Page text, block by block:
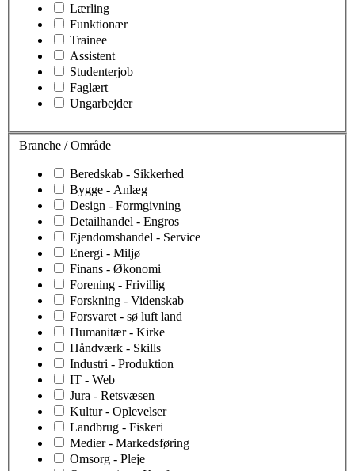
Lærling
Funktionær
Trainee
Assistent
Studenterjob
Faglært
Ungarbejder
Branche / Område
Beredskab - Sikkerhed
Bygge - Anlæg
Design - Formgivning
Detailhandel - Engros
Ejendomshandel - Service
Energi - Miljø
Finans - Økonomi
Forening - Frivillig
Forskning - Videnskab
Forsvaret - sø luft land
Humanitær - Kirke
Håndværk - Skills
Industri - Produktion
IT - Web
Jura - Retsvæsen
Kultur - Oplevelser
Landbrug - Fiskeri
Medier - Markedsføring
Omsorg - Pleje